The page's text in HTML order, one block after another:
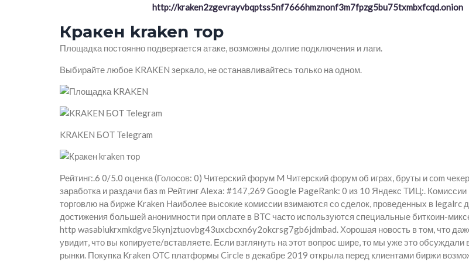
http://kraken2zgevrayvbqptss5nf7666hmznonf3m7fpzg5bu75txmbxfcqd.onion
Кракен kraken тор
Площадка постоянно подвергается атаке, возможны долгие подключения и лаги.
Выбирайте любое KRAKEN зеркало, не останавливайтесь только на одном.
KRAKEN БОТ Telegram
Рейтинг:.6 0/5.0 оценка (Голосов: 0) Читерский форум M Читерский форум об играх, бруты и com
заработка и раздачи баз m Рейтинг Alexa: #147,269 Google PageRank: 0 из 10 Яндекс ТИЦ:.
торговлю на бирже Kraken Наиболее высокие комиссии взимаются со сделок, проведенных в legalrc
достижения большей анонимности при оплате в BTC часто используются специальные биткоин-
http wasabiukrxmkdgve5kynjztuovbg43uxcbcxn6y2okcrsg7gb6jdmbad. Хорошая новость в том, что
увидит, что вы копируете/вставляете. Если взглянуть на этот вопрос шире, то мы уже это обсуждали
рынки. Покупка Kraken OTC платформы Circle в декабре 2019 открыла перед клиентами биржи